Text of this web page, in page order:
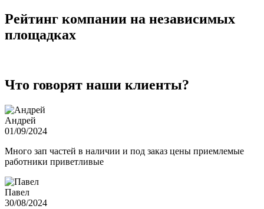
Рейтинг компании на независимых
площадках
Что говорят наши клиенты?
Андрей
01/09/2024
Много зап частей в наличии и под заказ цены приемлемые
работники приветливые
Павел
30/08/2024